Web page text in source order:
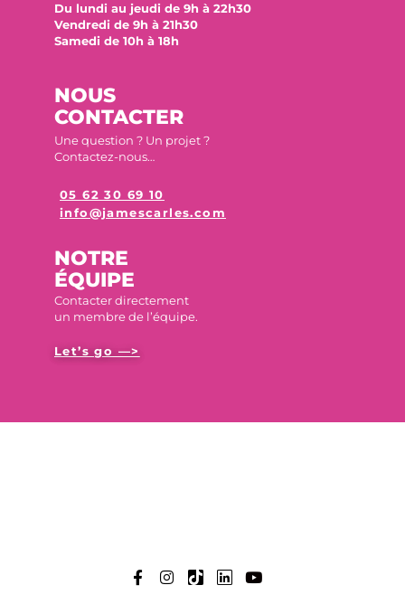
Du lundi au jeudi de 9h à 22h30
Vendredi de 9h à 21h30
Samedi de 10h à 18h
NOUS
CONTACTER
Une question ? Un projet ?
Contactez-nous…
05 62 30 69 10
info@jamescarles.com
NOTRE
ÉQUIPE
Contacter directement
un membre de l’équipe.
Let’s go —>